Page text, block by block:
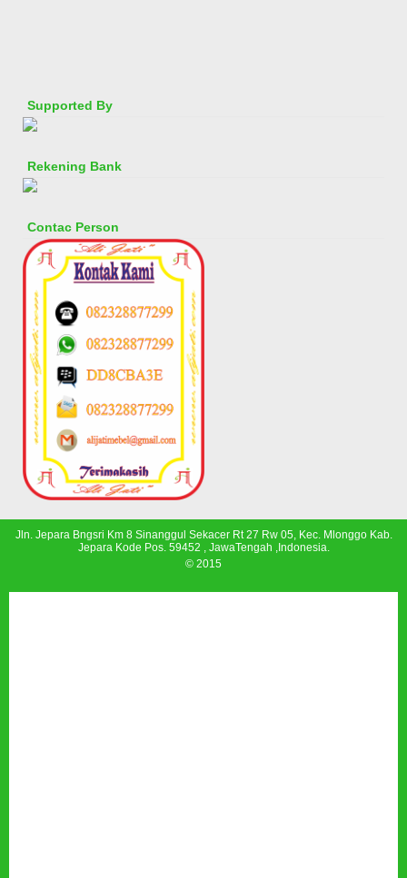
Supported By
Rekening Bank
Contac Person
Jln. Jepara Bngsri Km 8 Sinanggul Sekacer Rt 27 Rw 05, Kec. Mlonggo Kab.
Jepara Kode Pos. 59452 , JawaTengah ,Indonesia.
© 2015